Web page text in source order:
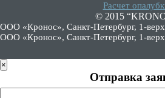
Расчет
© 2015
ООО «Кронос», Санкт-Петербург, 1-
ООО «Кронос», Санкт-Петербург, 1-
×
Отправка